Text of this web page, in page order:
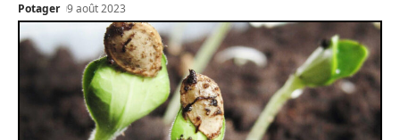
Potager 9 août 2023